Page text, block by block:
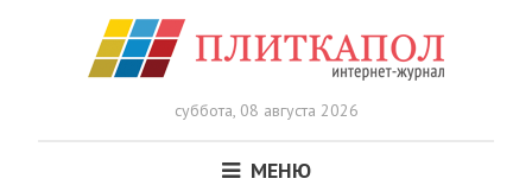
суббота,08 августа 2026
МЕНЮ